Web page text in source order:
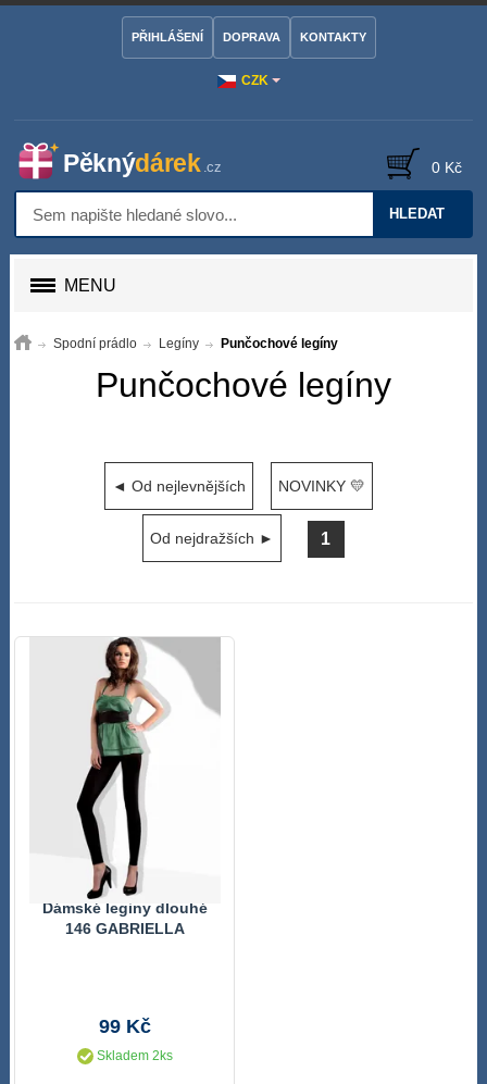
CZK
PŘIHLÁŠENÍ DOPRAVA KONTAKTY
HLEDAT
0 Kč
MENU
Spodní prádlo Legíny Punčochové legíny
Punčochové legíny
◄ Od nejlevnějších NOVINKY 💛
Od nejdražších ► 1
Dámské leginy dlouhé
146 GABRIELLA
99 Kč
Skladem 2ks